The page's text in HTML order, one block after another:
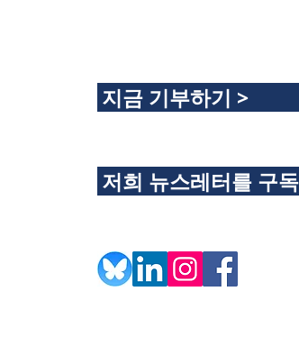
지금 기부하기 >
저희 뉴스레터를 구